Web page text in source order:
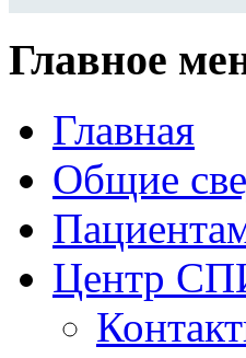
Главное
Главная
Общие
Центр